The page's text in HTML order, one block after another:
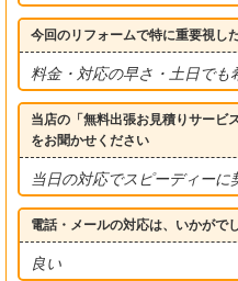
今回のリフォームで特に重要視し
料金・対応の早さ・土日でも
当店の「無料出張お見積りサービ
をお聞かせください
当日の対応でスピーディーに
電話・メールの対応は、いかがで
良い